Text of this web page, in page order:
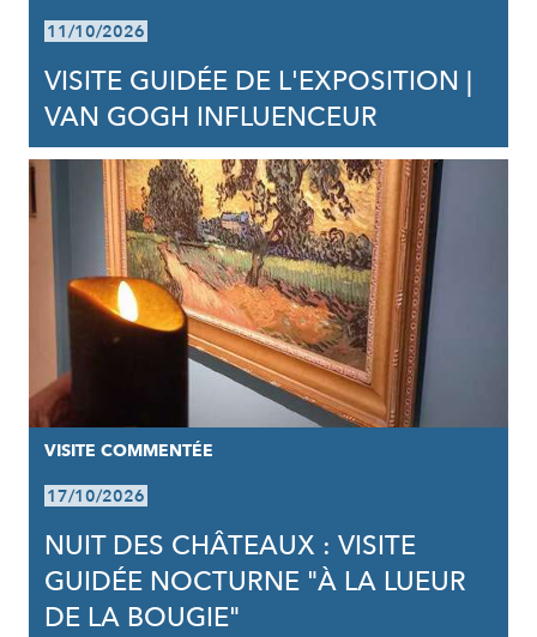
11/10/2026
VISITE GUIDÉE DE L'EXPOSITION |
VAN GOGH INFLUENCEUR
VISITE COMMENTÉE
17/10/2026
NUIT DES CHÂTEAUX : VISITE
GUIDÉE NOCTURNE "À LA LUEUR
DE LA BOUGIE"